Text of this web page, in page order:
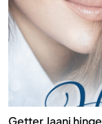
Getter Jaani